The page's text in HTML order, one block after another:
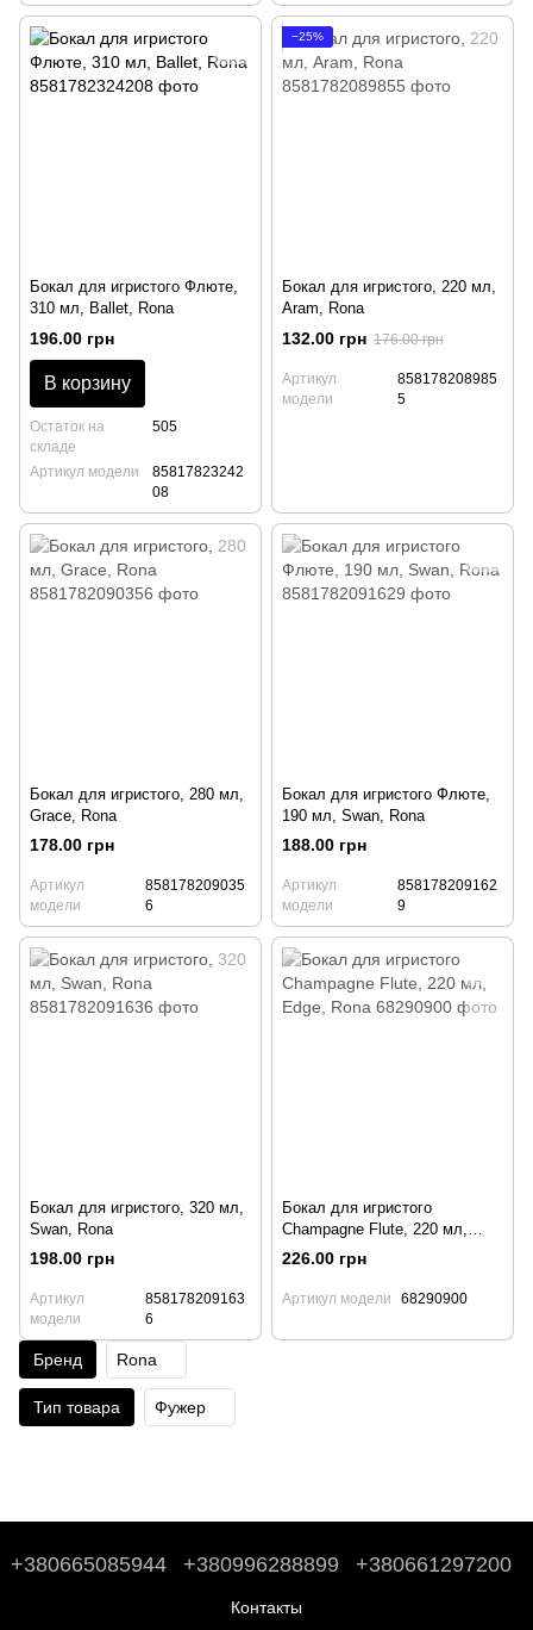
Бокал для игристого Флюте,
310 мл, Ballet, Rona
196.00 грн
В корзину
Остаток на
складе
505
Артикул модели
85817823242
08
−25%
Бокал для игристого, 220 мл,
Aram, Rona
132.00 грн 176.00 грн
Артикул
модели
858178208985
5
Бокал для игристого, 280 мл,
Grace, Rona
178.00 грн
Артикул
модели
858178209035
6
Бокал для игристого Флюте,
190 мл, Swan, Rona
188.00 грн
Артикул
модели
858178209162
9
Бокал для игристого, 320 мл,
Swan, Rona
198.00 грн
Артикул
модели
858178209163
6
Бокал для игристого
Champagne Flute, 220 мл,
Edge, Rona
226.00 грн
Артикул модели 68290900
Бренд Rona
Тип товара Фужер
+380665085944 +380996288899 +380661297200
Контакты